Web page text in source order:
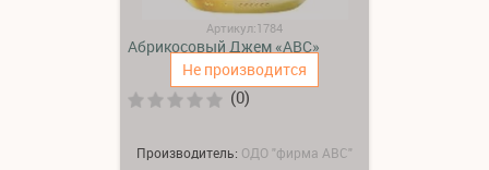
Не производится
Артикул:1784
Абрикосовый Джем «АВС»
(0)
Производитель: ОДО "фирма АВС"